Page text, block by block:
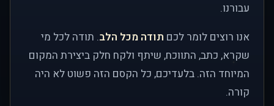
עבורנו.
אנו רוצים לומר לכם תודה מכל הלב. תודה לכל מי
שקרא, כתב, התווכח, שיתף ולקח חלק ביצירת המקום
המיוחד הזה. בלעדיכם, כל הקסם הזה פשוט לא היה
קורה.